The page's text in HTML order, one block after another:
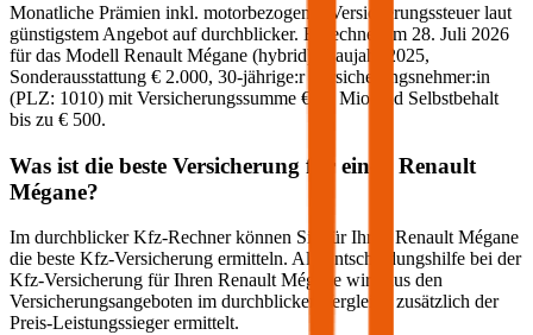
Monatliche Prämien inkl. motorbezogener Versicherungssteuer laut
günstigstem Angebot auf durchblicker. Berechnet am 28. Juli 2026
für das Modell Renault Mégane (hybrid) , Baujahr 2025,
Sonderausstattung € 2.000, 30-jährige:rVersicherungsnehmer:in
(PLZ: 1010) mit Versicherungssumme € 20 Mio und Selbstbehalt
bis zu € 500.
Was ist die beste Versicherung für einen Renault
Mégane?
Im durchblicker Kfz-Rechner können Sie für Ihren Renault Mégane
die beste Kfz-Versicherung ermitteln. Als Entscheidungshilfe bei der
Kfz-Versicherung für Ihren Renault Mégane wird aus den
Versicherungsangeboten im durchblicker Vergleich zusätzlich der
Preis-Leistungssieger ermittelt.